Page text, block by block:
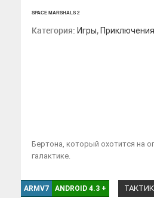
SPACE MARSHALS 2
Категория: Игры, Приключения
Бертона, который охотится на
галактике.
ARMV7 ANDROID 4.3 +